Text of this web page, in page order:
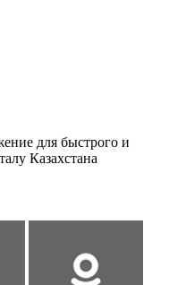
для быстрого и
Казахстана